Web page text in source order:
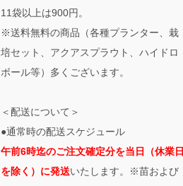
11袋以上は900円。
※送料無料の商品（各種プランター、栽
培セット、アクアスプラウト、ハイドロ
ボール等）多くございます。
＜配送について＞
●通常時の配送スケジュール
午前6時迄のご注文確定分を当日（休業日
を除く）に発送いたします。※苗および